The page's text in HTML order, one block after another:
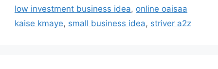
low investment business idea, online oaisaa
kaise kmaye, small business idea, striver a2z